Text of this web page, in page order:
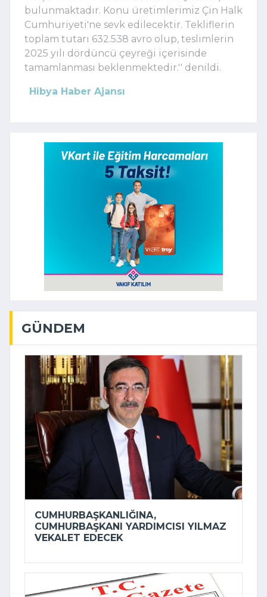
bulunmaktadır. Konu üretimlerimiz Çin Halk
Cumhuriyeti'ne sevk edilecektir. Tekliflerin
toplam tutarı 632.538 avro olup, teslimlerin
2025 yılı dördüncü çeyreği içerisinde
tamamlanması beklenmektedir.'' denildi.
Hibya Haber Ajansı
GÜNDEM
CUMHURBAŞKANLIĞINA,
CUMHURBAŞKANI YARDIMCISI YILMAZ
VEKALET EDECEK